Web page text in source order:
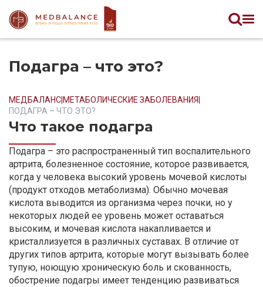
Подагра – что это?
МЕДБАЛАНС МЕТАБОЛИЧЕСКИЕ ЗАБОЛЕВАНИЯ
ПОДАГРА – ЧТО ЭТО?
Что такое подагра
Подагра – это распространенный тип воспалительного
артрита, болезненное состояние, которое развивается,
когда у человека высокий уровень мочевой кислоты
(продукт отходов метаболизма). Обычно мочевая
кислота выводится из организма через почки, но у
некоторых людей ее уровень может оставаться
высоким, и мочевая кислота накапливается и
кристаллизуется в различных суставах. В отличие от
других типов артрита, которые могут вызывать более
тупую, ноющую хроническую боль и скованность,
обострение подагры имеет тенденцию развиваться